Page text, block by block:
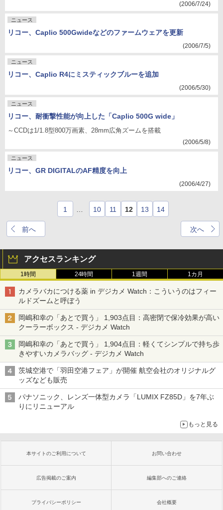
(2006/7/24)
ニュース
リコー、Caplio 500Gwideなどのファームウェアを更新
(2006/7/5)
ニュース
リコー、Caplio R4にミスティックブルーを追加
(2006/5/30)
ニュース
リコー、耐衝撃性能が向上した「Caplio 500G wide」
～CCDは1/1.8型800万画素、28mm広角ズームを搭載
(2006/5/8)
ニュース
リコー、GR DIGITALのAF精度を向上
(2006/4/27)
前へ
1 10 11 12 13 14
次へ
アクセスランキング
1時間 24時間 1週間 1カ月
カメラバカにつける薬 in デジカメ Watch：こういうのはフィー
ルドズームと呼ぼう
岡嶋和幸の「あとで買う」 1,903点目：高密閉で保冷効果が高い
クーラーボックス - デジカメ Watch
岡嶋和幸の「あとで買う」 1,904点目：軽くてシンプルで持ち歩
きやすいカメラバッグ - デジカメ Watch
茨城空港で「羽田空港フェア」が開催 航空会社のオリジナルグ
ッズなども販売
パナソニック、レンズ一体型カメラ「LUMIX FZ85D」を7年ぶ
りにリニューアル
もっと見る
本サイトのご利用について お問い合わせ
広告掲載のご案内 編集部へのご連絡
プライバシーポリシー 会社概要